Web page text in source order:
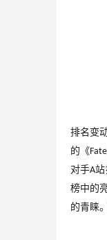
排名变
的《
对手A站
榜中的
的青睐